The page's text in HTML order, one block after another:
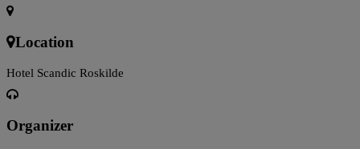
Location
Hotel Scandic Roskilde
Organizer